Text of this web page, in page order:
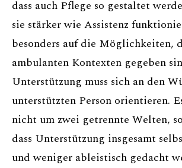
dass auch Pflege so gestaltet
sie stärker wie Assistenz
besonders auf die Möglichkeiten,
ambulanten Kontexten gegeben
Unterstützung muss sich an den
unterstützten Person orientieren.
nicht um zwei getrennte Welten,
dass Unterstützung insgesamt
und weniger ableistisch gedacht